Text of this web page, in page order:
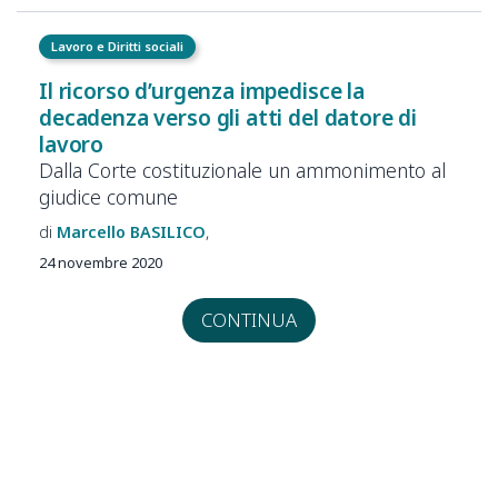
Lavoro e Diritti sociali
Il ricorso d’urgenza impedisce la
decadenza verso gli atti del datore di
lavoro
Dalla Corte costituzionale un ammonimento al
giudice comune
Marcello BASILICO
24 novembre 2020
CONTINUA